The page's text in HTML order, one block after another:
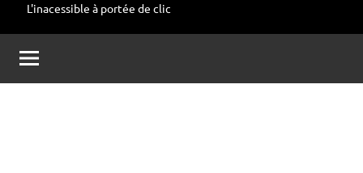
leblogluxe
L'inacessible à portée de clic